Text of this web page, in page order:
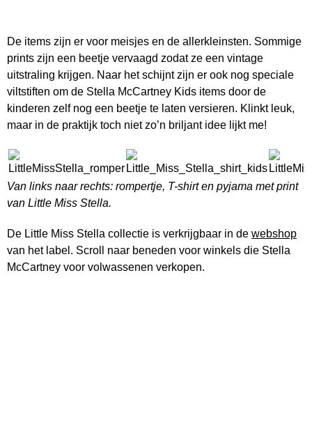
De items zijn er voor meisjes en de allerkleinsten. Sommige
prints zijn een beetje vervaagd zodat ze een vintage
uitstraling krijgen. Naar het schijnt zijn er ook nog speciale
viltstiften om de Stella McCartney Kids items door de
kinderen zelf nog een beetje te laten versieren. Klinkt leuk,
maar in de praktijk toch niet zo’n briljant idee lijkt me!
Van links naar rechts: rompertje, T-shirt en pyjama met print
van Little Miss Stella.
De Little Miss Stella collectie is verkrijgbaar in de webshop
van het label. Scroll naar beneden voor winkels die Stella
McCartney voor volwassenen verkopen.